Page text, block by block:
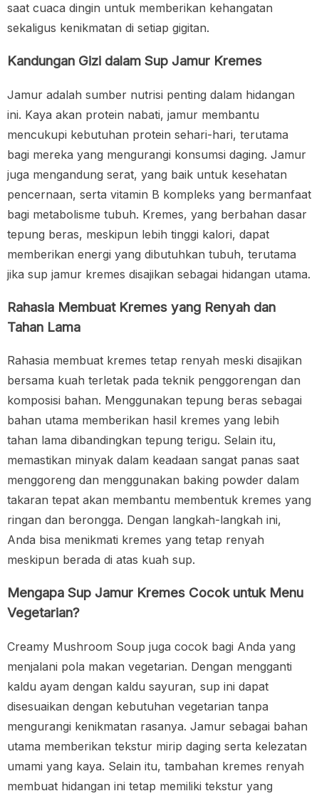
saat cuaca dingin untuk memberikan kehangatan
sekaligus kenikmatan di setiap gigitan.
Kandungan Gizi dalam Sup Jamur Kremes
Jamur adalah sumber nutrisi penting dalam hidangan
ini. Kaya akan protein nabati, jamur membantu
mencukupi kebutuhan protein sehari-hari, terutama
bagi mereka yang mengurangi konsumsi daging. Jamur
juga mengandung serat, yang baik untuk kesehatan
pencernaan, serta vitamin B kompleks yang bermanfaat
bagi metabolisme tubuh. Kremes, yang berbahan dasar
tepung beras, meskipun lebih tinggi kalori, dapat
memberikan energi yang dibutuhkan tubuh, terutama
jika sup jamur kremes disajikan sebagai hidangan utama.
Rahasia Membuat Kremes yang Renyah dan
Tahan Lama
Rahasia membuat kremes tetap renyah meski disajikan
bersama kuah terletak pada teknik penggorengan dan
komposisi bahan. Menggunakan tepung beras sebagai
bahan utama memberikan hasil kremes yang lebih
tahan lama dibandingkan tepung terigu. Selain itu,
memastikan minyak dalam keadaan sangat panas saat
menggoreng dan menggunakan baking powder dalam
takaran tepat akan membantu membentuk kremes yang
ringan dan berongga. Dengan langkah-langkah ini,
Anda bisa menikmati kremes yang tetap renyah
meskipun berada di atas kuah sup.
Mengapa Sup Jamur Kremes Cocok untuk Menu
Vegetarian?
Creamy Mushroom Soup juga cocok bagi Anda yang
menjalani pola makan vegetarian. Dengan mengganti
kaldu ayam dengan kaldu sayuran, sup ini dapat
disesuaikan dengan kebutuhan vegetarian tanpa
mengurangi kenikmatan rasanya. Jamur sebagai bahan
utama memberikan tekstur mirip daging serta kelezatan
umami yang kaya. Selain itu, tambahan kremes renyah
membuat hidangan ini tetap memiliki tekstur yang